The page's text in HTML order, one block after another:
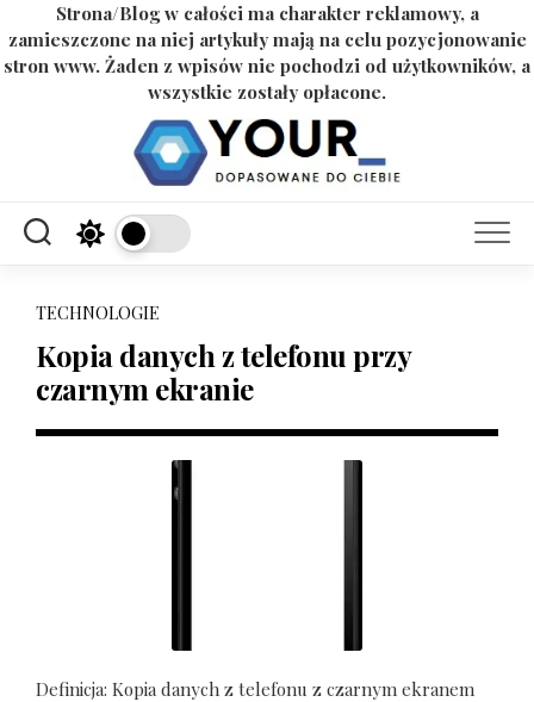
Strona/Blog w całości ma charakter reklamowy, a
zamieszczone na niej artykuły mają na celu pozycjonowanie
stron www. Żaden z wpisów nie pochodzi od użytkowników, a
wszystkie zostały opłacone.
TECHNOLOGIE
Kopia danych z telefonu przy
czarnym ekranie
Definicja: Kopia danych z telefonu z czarnym ekranem